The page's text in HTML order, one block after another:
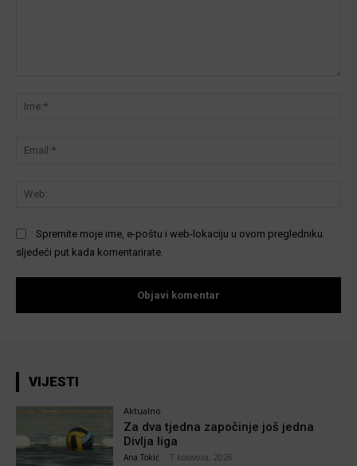
Spremite moje ime, e-poštu i web-lokaciju u ovom pregledniku
sljedeći put kada komentarirate.
VIJESTI
Aktualno
Za dva tjedna započinje još jedna
Divlja liga
Ana Tokić 7 kolovoza, 2026